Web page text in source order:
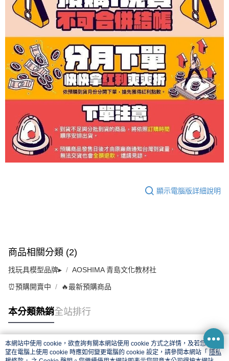
顯示電腦版詳細說明
商品相關分類 (2)
找玩具模型品牌▸ AOSHIMA 青島文化教材社
⏰預購開賣中 🔥最新預購商品
本分類熱銷全站排行
熱門標籤
本網站中使用 cookie，欲查詢有關本網站使用 cookie 方式之詳情，及若您不希
望在電腦上使用 cookie 時應如何變更電腦的 cookie 設定，請參閱本網站「 隱私